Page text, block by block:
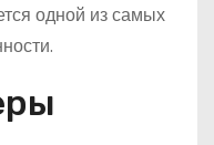
одной из самых